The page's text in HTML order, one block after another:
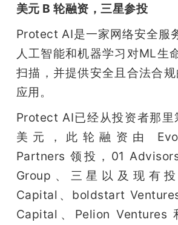
美元 B 轮融资，三星参投
Protect AI是一家网络安全服
人工智能和机器学习对ML生
扫描，并提供安全且合法合
应用。
Protect AI已经从投资者那
美元，此轮融资由
Partners 领投，01
Group、三星以及现有
Capital、boldstart
Capital、Pelion Ventures